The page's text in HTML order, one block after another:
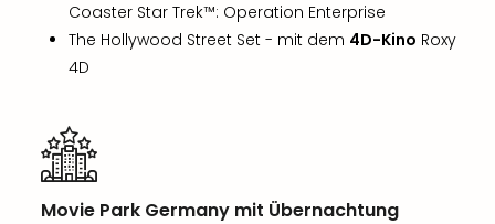
Coaster Star Trek™: Operation Enterprise
The Hollywood Street Set - mit dem 4D-Kino Roxy
4D
Movie Park Germany mit Übernachtung